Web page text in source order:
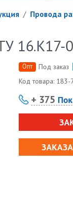
/ Провода
16.К17-
Опт
Под заказ
Код товара: 183-
+ 375